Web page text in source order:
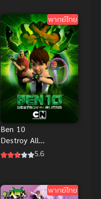
แอนิเมชัน
ภาพสวยสุด
พากย์ไทย
Ben 10
Destroy All
Aliens ศึก
ไทย ฮีโร่ฮิต
5.6
พากย์ไทย